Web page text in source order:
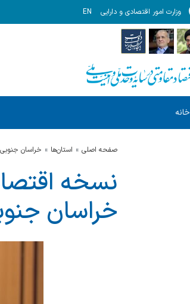
وزارت امور اقتصادی و دارایی EN
خانه
صفحه اصلی استان‌ها خراسان جنوبي
خراسان